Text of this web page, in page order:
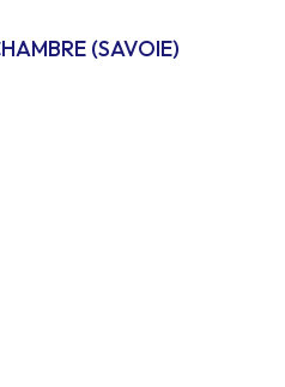
(SAVOIE)